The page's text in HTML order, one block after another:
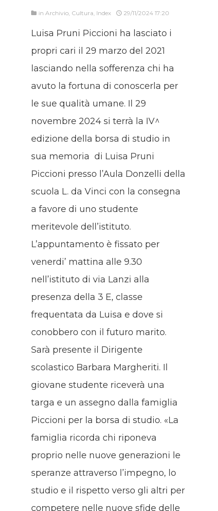
in Archivio, Cultura, Index 29/11/2024 17:20
Luisa Pruni Piccioni ha lasciato i
propri cari il 29 marzo del 2021
lasciando nella sofferenza chi ha
avuto la fortuna di conoscerla per
le sue qualità umane. Il 29
novembre 2024 si terrà la IV^
edizione della borsa di studio in
sua memoria di Luisa Pruni
Piccioni presso l’Aula Donzelli della
scuola L. da Vinci con la consegna
a favore di uno studente
meritevole dell’istituto.
L’appuntamento è fissato per
venerdi’ mattina alle 9.30
nell’istituto di via Lanzi alla
presenza della 3 E, classe
frequentata da Luisa e dove si
conobbero con il futuro marito.
Sarà presente il Dirigente
scolastico Barbara Margheriti. Il
giovane studente riceverà una
targa e un assegno dalla famiglia
Piccioni per la borsa di studio. «La
famiglia ricorda chi riponeva
proprio nelle nuove generazioni le
speranze attraverso l’impegno, lo
studio e il rispetto verso gli altri per
competere nelle nuove sfide delle